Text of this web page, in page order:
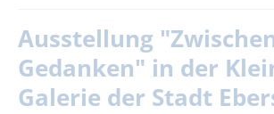
Ausstellung
Gedanken" in der
Galerie der Stadt